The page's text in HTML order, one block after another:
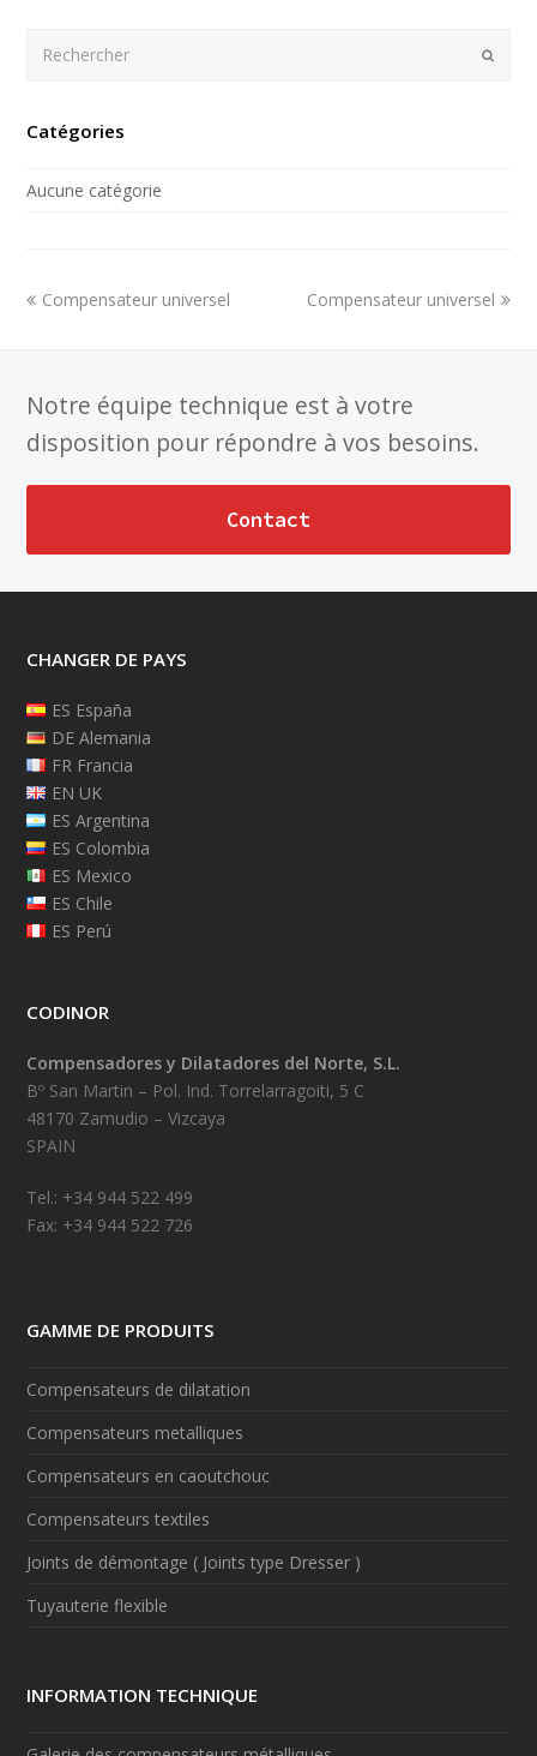
Catégories
Aucune catégorie
previous
Compensateur universel
next
Compensateur universel
Notre équipe technique est à votre
disposition pour répondre à vos besoins.
Contact
CHANGER DE PAYS
ES España
DE Alemania
FR Francia
EN UK
ES Argentina
ES Colombia
ES Mexico
ES Chile
ES Perú
CODINOR
Compensadores y Dilatadores del Norte, S.L.
Bº San Martin – Pol. Ind. Torrelarragoiti, 5 C
48170 Zamudio – Vizcaya
SPAIN
Tel.: +34 944 522 499
Fax: +34 944 522 726
GAMME DE PRODUITS
Compensateurs de dilatation
Compensateurs metalliques
Compensateurs en caoutchouc
Compensateurs textiles
Joints de démontage ( Joints type Dresser )
Tuyauterie flexible
INFORMATION TECHNIQUE